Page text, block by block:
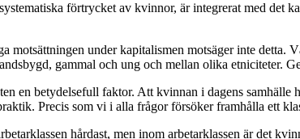
förtrycket av kvinnor, är integrerat med det
motsättningen under kapitalismen motsäger inte
gammal och ung och mellan olika etniciteter.
en betydelsefull faktor. Att kvinnan i dagens
Precis som vi i alla frågor försöker framhålla ett
hårdast, men inom arbetarklassen är det